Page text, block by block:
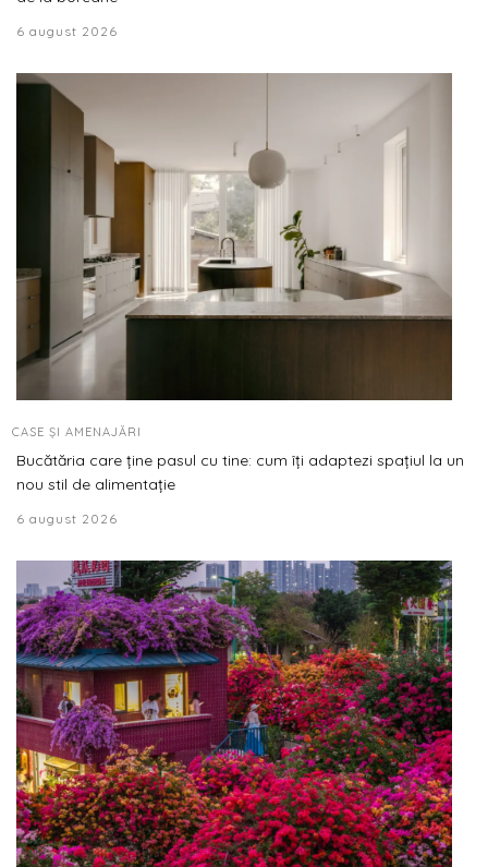
6 august 2026
CASE ȘI AMENAJĂRI
Bucătăria care ține pasul cu tine: cum îți adaptezi spațiul la un
nou stil de alimentație
6 august 2026